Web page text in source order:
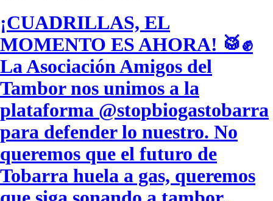
¡CUADRILLAS, EL
MOMENTO ES AHORA! 🥁✊
La Asociación Amigos del
Tambor nos unimos a la
plataforma @stopbiogastobarra
para defender lo nuestro. No
queremos que el futuro de
Tobarra huela a gas, queremos